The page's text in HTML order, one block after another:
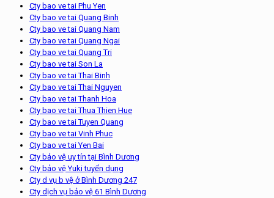
Cty bao ve tai Phu Yen
Cty bao ve tai Quang Binh
Cty bao ve tai Quang Nam
Cty bao ve tai Quang Ngai
Cty bao ve tai Quang Tri
Cty bao ve tai Son La
Cty bao ve tai Thai Binh
Cty bao ve tai Thai Nguyen
Cty bao ve tai Thanh Hoa
Cty bao ve tai Thua Thien Hue
Cty bao ve tai Tuyen Quang
Cty bao ve tai Vinh Phuc
Cty bao ve tai Yen Bai
Cty bảo vệ uy tín tại Bình Dương
Cty bảo vệ Yuki tuyển dụng
Cty d vụ b vệ ở Bình Dương 247
Cty dịch vụ bảo vệ 61 Bình Dương